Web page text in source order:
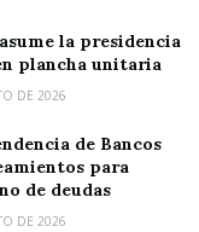
la presidencia
plancha unitaria
DE 2026
de Bancos
para
de deudas
DE 2026